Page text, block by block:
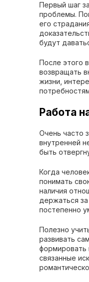
Первый шаг
проблемы.
его
будут
После этого
возвращать
жизни,
Работа
Очень часто
внутренней
быть
Когда
понимать
наличия
держаться
постепенно
Полезно
развивать
формировать
связанные